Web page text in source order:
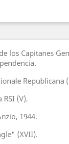
los Capitanes
Republicana
(V).
1944.
(XVII).